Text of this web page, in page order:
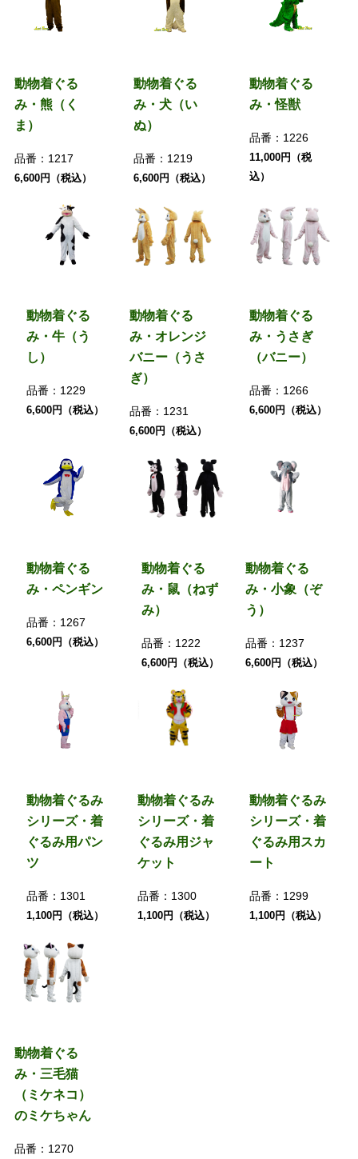
動物着ぐる
み・熊（く
ま）
品番： 1217
6,600円（税込）
動物着ぐる
み・犬（い
ぬ）
品番： 1219
6,600円（税込）
動物着ぐる
み・怪獣
品番： 1226
11,000円（税
込）
動物着ぐる
み・牛（う
し）
品番： 1229
6,600円（税込）
動物着ぐる
み・オレンジ
バニー（うさ
ぎ）
品番： 1231
6,600円（税込）
動物着ぐる
み・うさぎ
（バニー）
品番： 1266
6,600円（税込）
動物着ぐる
み・ペンギン
品番： 1267
6,600円（税込）
動物着ぐる
み・鼠（ねず
み）
品番： 1222
6,600円（税込）
動物着ぐる
み・小象（ぞ
う）
品番： 1237
6,600円（税込）
動物着ぐるみ
シリーズ・着
ぐるみ用パン
ツ
品番： 1301
1,100円（税込）
動物着ぐるみ
シリーズ・着
ぐるみ用ジャ
ケット
品番： 1300
1,100円（税込）
動物着ぐるみ
シリーズ・着
ぐるみ用スカ
ート
品番： 1299
1,100円（税込）
動物着ぐる
み・三毛猫
（ミケネコ）
のミケちゃん
品番： 1270